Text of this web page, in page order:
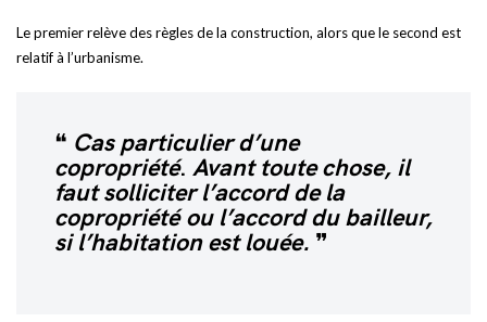
Le premier relève des règles de la construction, alors que le second est
relatif à l’urbanisme.
Cas particulier d’une
copropriété. Avant toute chose, il
faut solliciter l’accord de la
copropriété ou l’accord du bailleur,
si l’habitation est louée.